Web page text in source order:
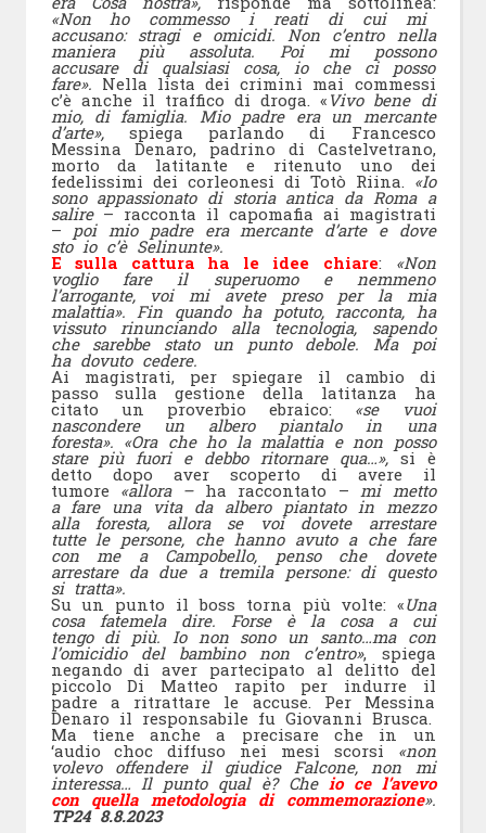
«Non ho commesso i reati di cui mi
accusano: stragi e omicidi. Non c’entro nella
maniera più assoluta. Poi mi possono
accusare di qualsiasi cosa, io che ci posso
fare». Nella lista dei crimini mai commessi
c’è anche il traffico di droga. « Vivo bene di
mio, di famiglia. Mio padre era un mercante
d’arte»,spiega parlando di Francesco
Messina Denaro, padrino di Castelvetrano,
morto da latitante e ritenuto uno dei
fedelissimi dei corleonesi di Totò Riina.«Io
sono appassionato di storia antica da Roma a
salire – racconta il capomafia ai magistrati
– poi mio padre era mercante d’arte e dove
sto io c’è Selinunte».
E sulla cattura ha le idee chiare:«Non
voglio fare il superuomo e nemmeno
l’arrogante, voi mi avete preso per la mia
malattia». Fin quando ha potuto, racconta, ha
vissuto rinunciando alla tecnologia, sapendo
che sarebbe stato un punto debole. Ma poi
ha dovuto cedere.
Ai magistrati, per spiegare il cambio di
passo sulla gestione della latitanza ha
citato un proverbio ebraico: «se vuoi
nascondere un albero piantalo in una
foresta». «Ora che ho la malattia e non posso
stare più fuori e debbo ritornare qua…»,si è
detto dopo aver scoperto di avere il
tumore «allora –ha raccontato –mi metto
a fare una vita da albero piantato in mezzo
alla foresta, allora se voi dovete arrestare
tutte le persone, che hanno avuto a che fare
con me a Campobello, penso che dovete
arrestare da due a tremila persone: di questo
si tratta».
Su un punto il boss torna più volte: «Una
cosa fatemela dire. Forse è la cosa a cui
tengo di più. Io non sono un santo…ma con
l’omicidio del bambino non c’entro», spiega
negando di aver partecipato al delitto del
piccolo Di Matteo rapito per indurre il
padre a ritrattare le accuse. Per Messina
Denaro il responsabile fu Giovanni Brusca.
Ma tiene anche a precisare che in un
‘audio choc diffuso nei mesi scorsi «non
volevo offendere il giudice Falcone, non mi
interessa… Il punto qual è? Che io ce l’avevo
con quella metodologia di commemorazione».
TP24 8.8.2023